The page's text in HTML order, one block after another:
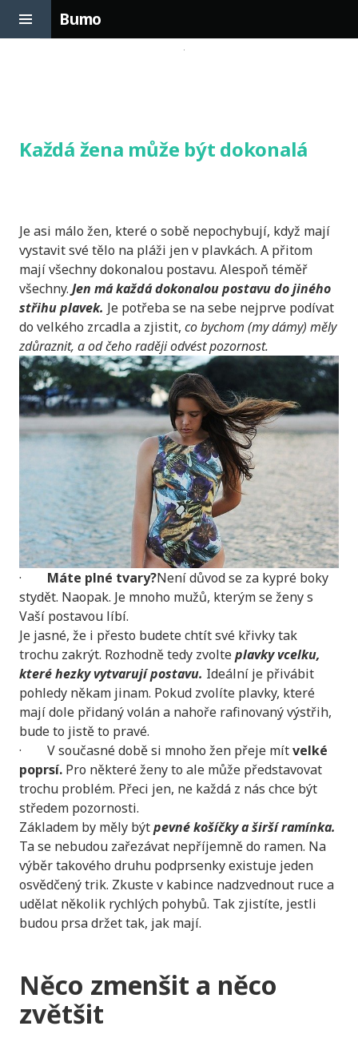
Bumo
Každá žena může být dokonalá
Je asi málo žen, které o sobě nepochybují, když mají
vystavit své tělo na pláži jen v plavkách. A přitom
mají všechny dokonalou postavu. Alespoň téměř
všechny. Jen má každá dokonalou postavu do jiného
střihu plavek. Je potřeba se na sebe nejprve podívat
do velkého zrcadla a zjistit, co bychom (my dámy) měly
zdůraznit, a od čeho raději odvést pozornost.
· Máte plné tvary?Není důvod se za kypré boky
stydět. Naopak. Je mnoho mužů, kterým se ženy s
Vaší postavou líbí.
Je jasné, že i přesto budete chtít své křivky tak
trochu zakrýt. Rozhodně tedy zvolteplavky vcelku,
které hezky vytvarují postavu. Ideální je přivábit
pohledy někam jinam. Pokud zvolíte plavky, které
mají dole přidaný volán a nahoře rafinovaný výstřih,
bude to jistě to pravé.
· V současné době si mnoho žen přeje mítvelké
poprsí. Pro některé ženy to ale může představovat
trochu problém. Přeci jen, ne každá z nás chce být
středem pozornosti.
Základem by měly býtpevné košíčky a širší ramínka.
Ta se nebudou zařezávat nepříjemně do ramen. Na
výběr takového druhu podprsenky existuje jeden
osvědčený trik. Zkuste v kabince nadzvednout ruce a
udělat několik rychlých pohybů. Tak zjistíte, jestli
budou prsa držet tak, jak mají.
Něco zmenšit a něco
zvětšit
Sidebar